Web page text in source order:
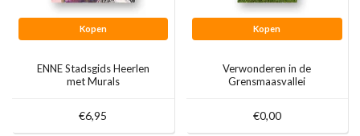
Kopen
ENNE Stadsgids Heerlen
met Murals
€6,95
Kopen
Verwonderen in de
Grensmaasvallei
€0,00